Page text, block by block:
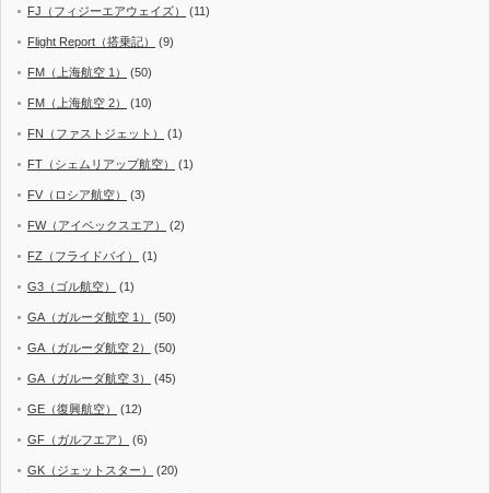
FJ（フィジーエアウェイズ） (11)
Flight Report（搭乗記） (9)
FM（上海航空 1） (50)
FM（上海航空 2） (10)
FN（ファストジェット） (1)
FT（シェムリアップ航空） (1)
FV（ロシア航空） (3)
FW（アイベックスエア） (2)
FZ（フライドバイ） (1)
G3（ゴル航空） (1)
GA（ガルーダ航空 1） (50)
GA（ガルーダ航空 2） (50)
GA（ガルーダ航空 3） (45)
GE（復興航空） (12)
GF（ガルフエア） (6)
GK（ジェットスター） (20)